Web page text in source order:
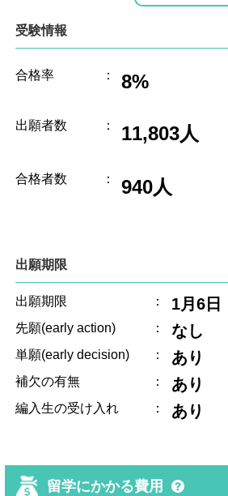
受験情報
合格率 ： 8%
出願者数 ： 11,803人
合格者数 ： 940人
出願期限
出願期限 ： 1月6日
先願(early action) ： なし
単願(early decision) ： あり
補欠の有無 ： あり
編入生の受け入れ ： あり
留学にかかる費用